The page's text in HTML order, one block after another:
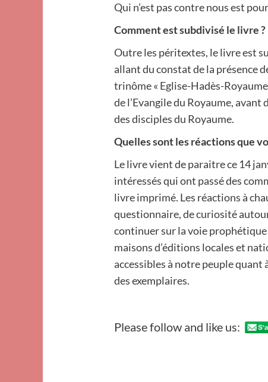
Qui n’est pas contre nous est
Comment est subdivisé le livre ?
Outre les péritextes, le livre est
allant du constat de la présence
trinôme « Eglise-Hadès-Royaume
de l’Evangile du Royaume,
des disciples du Royaume.
Quelles sont les réactions que
Le livre vient de paraitre ce 14
intéressés qui ont passé des
livre imprimé. Les réactions à
questionnaire, de curiosité
continuer sur la voie
maisons d’éditions locales et
accessibles à notre peuple quant
des exemplaires.
Please follow and like us: